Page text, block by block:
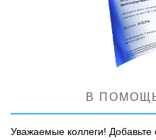
В
Уважаемые коллеги!